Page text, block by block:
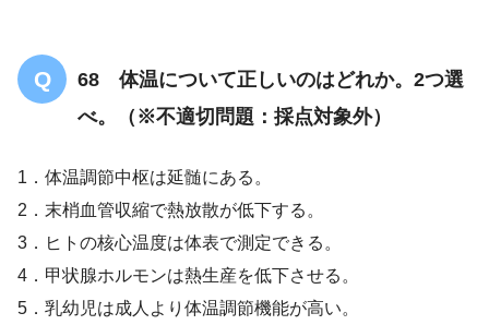
【共通のみ】ホルモンについての問題
「まとめ・解説」
68 体温について正しいのはどれか。2つ選
べ。（※不適切問題：採点対象外）
1．体温調節中枢は延髄にある。
2．末梢血管収縮で熱放散が低下する。
3．ヒトの核心温度は体表で測定できる。
4．甲状腺ホルモンは熱生産を低下させる。
5．乳幼児は成人より体温調節機能が高い。